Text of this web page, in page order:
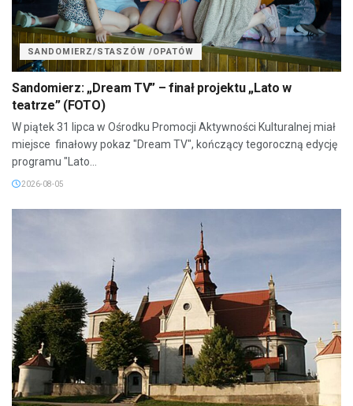
SANDOMIERZ/STASZÓW /OPATÓW
Sandomierz: „Dream TV” – finał projektu „Lato w
teatrze” (FOTO)
W piątek 31 lipca w Ośrodku Promocji Aktywności Kulturalnej miał
miejsce finałowy pokaz "Dream TV", kończący tegoroczną edycję
programu "Lato...
2026-08-05